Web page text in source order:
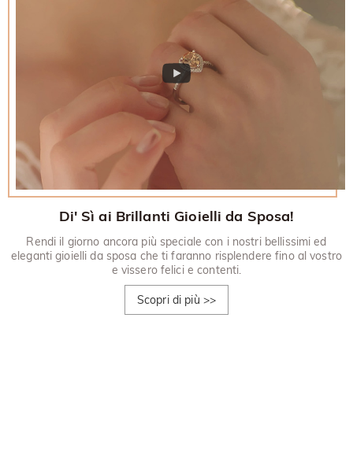
Di' Sì ai Brillanti Gioielli da Sposa!
Rendi il giorno ancora più speciale con i nostri bellissimi ed
eleganti gioielli da sposa che ti faranno risplendere fino al vostro
e vissero felici e contenti.
Scopri di più >>